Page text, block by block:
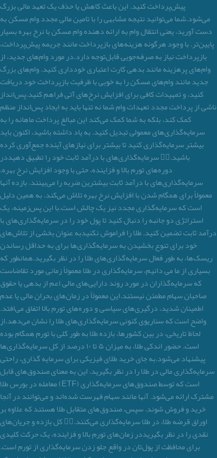
پیش‌پرداخت کنید. این باعث کاهش یا حذف یک تعهد مالی بزرگ
می‌شود.شما می‌توانید نتیجه مشابهی را با تامین مالی مجدد وام مسکن به
دست آورید، یعنی انتقال وام به ارائه دهنده وام مسکن با نرخ بهره بسیار
پایین‌تر. با وجود هرگونه هزینه‌های بازپرداخت مانند جریمه پیش‌پرداخت،
بازپرداخت نیاز به صرفه‌جویی قابل‌توجه دارد.در مورد وام‌های جدید، از
وام‌های پرهزینه مانند بدهی کارت اعتباری خودداری کنید. وام‌های بزرگ
جدید مانند وام‌های مسکن را به خوبی با ظرفیت بازپرداخت خود دریافت
کنید، و تمهیدات کافی برای افزایش نرخ‌های آتی فراهم کنید.پس‌انداز
ناشی از پرداخت مجدد تعهدات وام شما نه تنها باید به ایجاد پس‌انداز منظم
کمک کند، بلکه به شما کمک می‌کند این مبالغ پرداخت ماهانه را به
سرمایه‌گذاری‌های معمولی تبدیل کنید. به یاد داشته باشید، اکنون باید
بیشتر سرمایه‌گذاری کنید تا بیشتر برای نیازهای آینده جمع‌آوری کرده
باشید.۳️⃣ سرمایه‌گذاری‌های با درآمد ثابت خود را تطبیق دهیددر
دوره‌های تورم بالا و فزاینده، حتی با وجود افزایش نرخ بهره،
سرمایه‌گذاری‌های با درآمد ثابت بیشترین ضربه را می‌بینند. بازده آنها
معمولاً برای همگام شدن با افزایش نرخ بهره تلاش می‌کند. به همین دلیل
است که سرمایه‌گذاری مجدد نیز یک چالش است.با این پس‌زمینه، یک
استراتژی دو جانبه را دنبال کنید تا پول خود را در سرمایه‌گذاری‌های با
درآمد ثابت تضمین کنید.‍ طلا را فراموش نکنیدبه عنوان بخشی از تلاش‌های
خود برای تنوع بخشیدن به سرمایه‌گذاری‌ها برای به حداقل رساندن
ریسک‌ها، به طور فعال سرمایه‌گذاری‌های طلا را در نظر بگیرید.همانطور که
بسیاری از ما می دانیم، سرمایه‌گذاری در طلا معمولاً زمانی مورد تقاضاست
که سرمایه‌گذاران در مورد روند دارایی‌های مالی اعم از بدهی یا حقوق
صاحبان سهام مطمئن نیستند.این معمولاً در زمان‌های بحران مالی یا عدم
اطمینان شدید، درگیری‌های سیاسی و دوره‌های تورم بالا اتفاق می‌افتد.
واضح است که سناریوی کنونی سرمایه‌گذاری‌های طلا را نشان می‌دهد.از
لحاظ تاریخی، در بین کشورها، بازده طلا به طور کلی با تورم همگام بوده
است. حضور اندکی طلا، به میزان ۵ تا ۱۰ درصد از کل سرمایه‌گذاری‌ها
پیشنهاد می‌شود.به جای خرید طلای فیزیکی برای سرمایه گذاری، راحتی
سرمایه‌گذاری مالی در طلا را در نظر بگیرید. این به معنای صندوق‌های قابل
معامله در بورس طلا (ETF) است که توسط صندوق‌های سرمایه‌گذاری
مشترک ارائه می‌شود. آنها مانند سهام فهرست شده‌اند و می‌توانند در آنجا
خرید و فروش شوند. سپس، صندوق‌های متقابل طلا هستند که علاوه بر
اوراق قرضه طلا، در طلا سرمایه‌گذاری می‌کنند.۷️⃣ کل بازده و جریان‌های
نقدی را در نظر بگیریددر زمان‌های تورم بالا و فزاینده، یک حرکت کلیدی
برای محافظت از پول‌تان در واقع جلو زدن سرمایه‌گذاری از تورم است.